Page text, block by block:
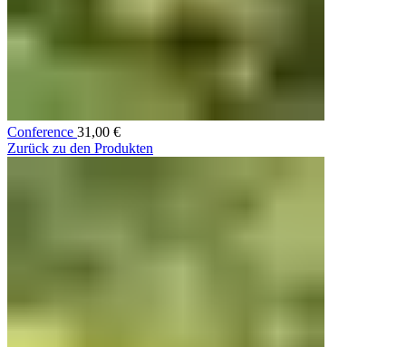
Conference 31,00 €
Zurück zu den Produkten